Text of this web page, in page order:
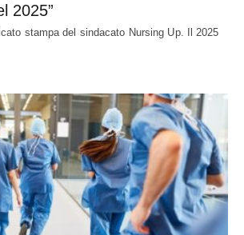
2025”
stampa del sindacato Nursing Up. Il 2025